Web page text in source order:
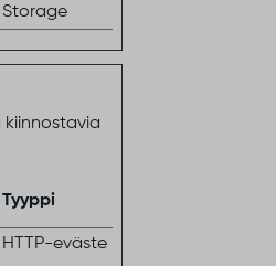
Storage
Tyyppi
HTTP-eväste